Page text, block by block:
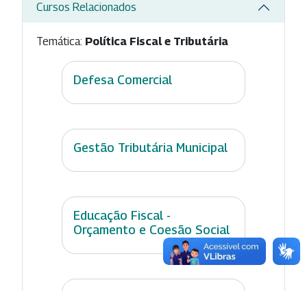
Cursos Relacionados
Temática: Política Fiscal e Tributária
Defesa Comercial
Gestão Tributária Municipal
Educação Fiscal -
Orçamento e Coesão Social